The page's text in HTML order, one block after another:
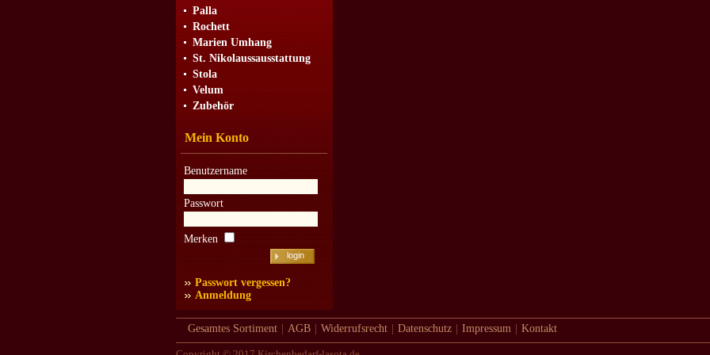
Palla
Rochett
Marien Umhang
St. Nikolaussausstattung
Stola
Velum
Zubehör
Mein Konto
Benutzername
Passwort
Merken
Passwort vergessen?
Anmeldung
Gesamtes Sortiment AGB Widerrufsrecht Datenschutz Impressum Kontakt